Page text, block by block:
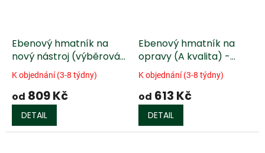
Ebenový hmatník na
nový nástroj (výběrová
kvalita) - africký eben
K objednání (3-8 týdny)
od 809 Kč
DETAIL
Ebenový hmatník na
opravy (A kvalita) -
africký eben
K objednání (3-8 týdny)
od 613 Kč
DETAIL